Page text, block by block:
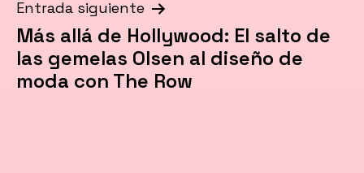
Entrada siguiente
Más allá de Hollywood: El salto de
las gemelas Olsen al diseño de
moda con The Row